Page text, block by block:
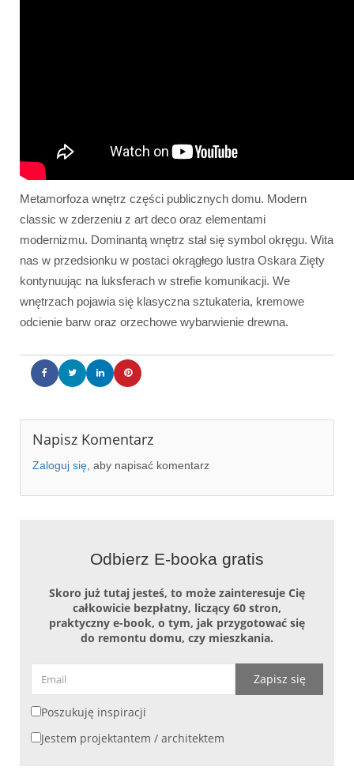
Metamorfoza wnętrz części publicznych domu. Modern
classic w zderzeniu z art deco oraz elementami
modernizmu. Dominantą wnętrz stał się symbol okręgu. Wita
nas w przedsionku w postaci okrągłego lustra Oskara Zięty
kontynuując na luksferach w strefie komunikacji. We
wnętrzach pojawia się klasyczna sztukateria, kremowe
odcienie barw oraz orzechowe wybarwienie drewna.
Napisz Komentarz
Zaloguj się , aby napisać komentarz
Odbierz E-booka gratis
Skoro już tutaj jesteś, to może zainteresuje Cię
całkowicie bezpłatny, liczący 60 stron,
praktyczny e-book, o tym, jak przygotować się
do remontu domu, czy mieszkania.
Zapisz się
Poszukuję inspiracji
Jestem projektantem / architektem